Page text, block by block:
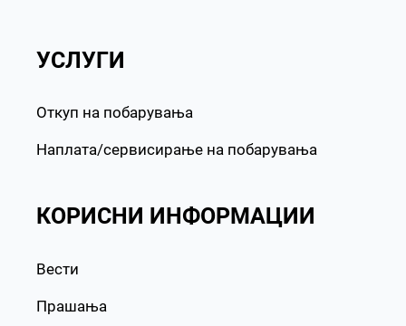
УСЛУГИ
Откуп на побарувања
Наплата/сервисирање на побарувања
КОРИСНИ ИНФОРМАЦИИ
Вести
Прашања